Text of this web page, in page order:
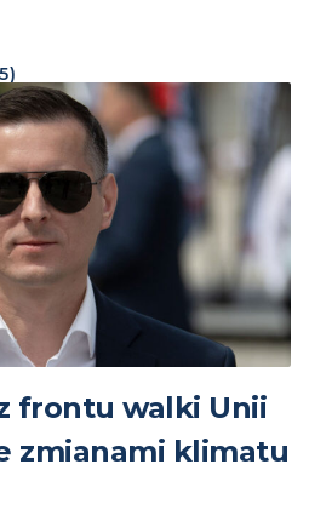
5)
frontu walki Unii
zmianami klimatu